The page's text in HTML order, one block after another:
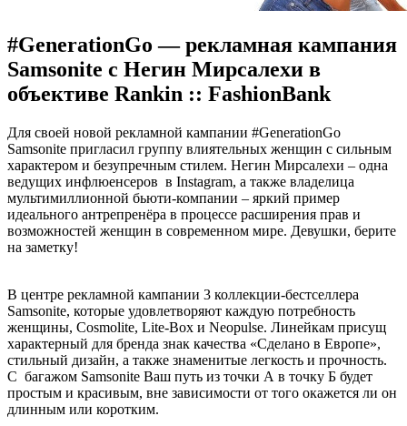
#GenerationGo — рекламная кампания
Samsonite с Негин Мирсалехи в
объективе Rankin :: FashionBank
Для свoeй новой рекламной кампании #GenerationGo
Samsonite пригласил группу влиятельных женщин с сильным
характером и безупречным стилем. Негин Мирсалехи – одна
ведущих инфлюенсеров в Instagram, а также владелица
мультимиллионной бьюти-компании – яркий пример
идеального антрепренёра в процессе расширения прав и
возможностей женщин в современном мире. Девушки, берите
на заметку!
В центре рекламной кампании 3 коллекции-бестселлера
Samsonite, которые удовлетворяют каждую потребность
женщины, Cosmolite, Lite-Box и Neopulse. Линейкам присущ
характерный для бренда знак качества «Сделано в Европе»,
стильный дизайн, а также знаменитые легкость и прочность.
С багажом Samsonite Ваш путь из точки А в точку Б будет
простым и красивым, вне зависимости от того окажется ли он
длинным или коротким.